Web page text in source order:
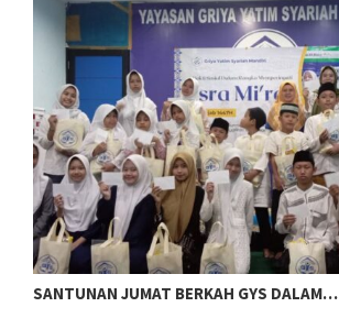
SANTUNAN JUMAT BERKAH GYS DALAM…